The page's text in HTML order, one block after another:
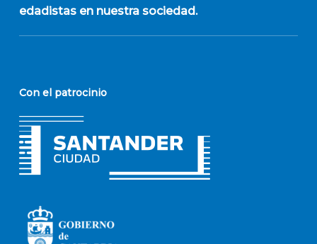
edadistas en nuestra sociedad.
Con el patrocinio